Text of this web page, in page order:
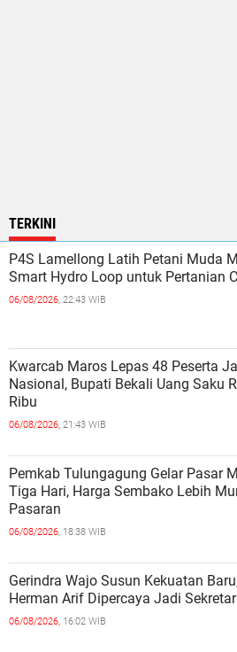
TERKINI
P4S Lamellong Latih Petani Muda
Smart Hydro Loop untuk Pertanian
06/08/2026, 22:43 WIB
Kwarcab Maros Lepas 48 Peserta
Nasional, Bupati Bekali Uang Saku
Ribu
06/08/2026, 21:43 WIB
Pemkab Tulungagung Gelar Pasar
Tiga Hari, Harga Sembako Lebih
Pasaran
06/08/2026, 18:38 WIB
Gerindra Wajo Susun Kekuatan
Herman Arif Dipercaya Jadi
06/08/2026, 16:02 WIB